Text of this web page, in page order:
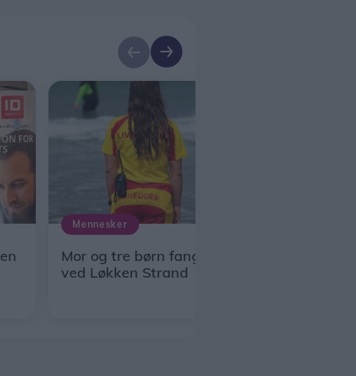
Mennesker
Mor og tre børn fanget i strømmen
ved Løkken Strand